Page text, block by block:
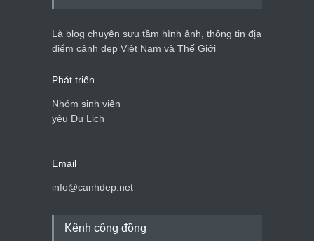
Là blog chuyên sưu tầm hình ảnh, thông tin địa
điểm cảnh đẹp Việt Nam và Thế Giới
Phát triển
Nhóm sinh viên
yêu Du Lịch
Email
info@canhdep.net
Kênh cộng đồng